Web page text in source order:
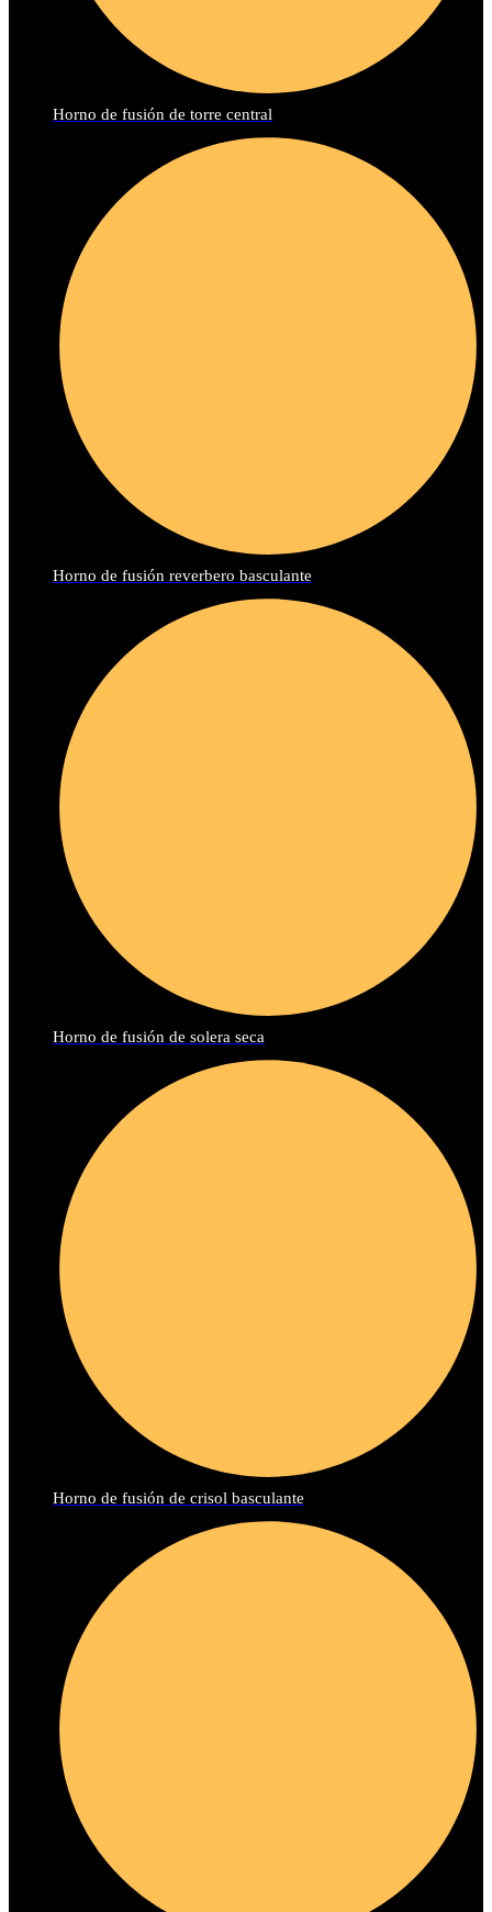
Horno de fusión de torre central
Horno de fusión reverbero basculante
Horno de fusión de solera seca
Horno de fusión de crisol basculante